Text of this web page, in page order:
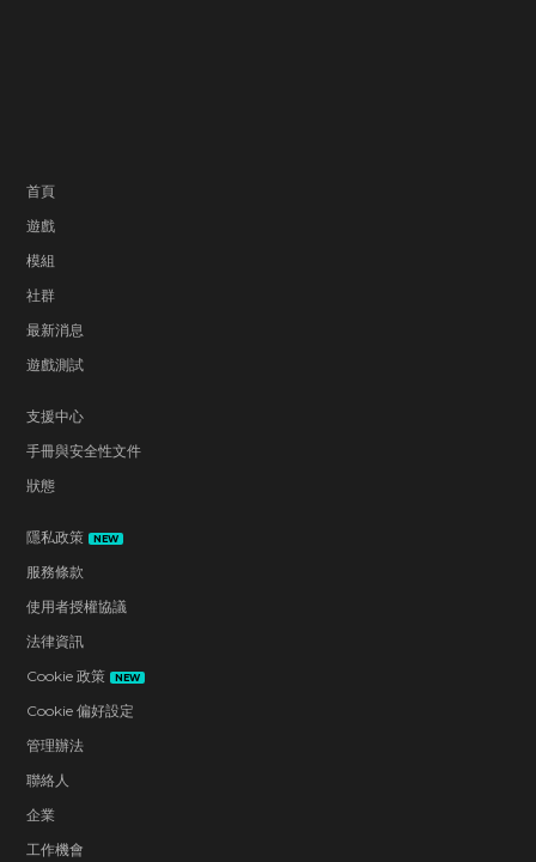
首頁
遊戲
模組
社群
最新消息
遊戲測試
支援中心
手冊與安全性文件
狀態
隱私政策 NEW
服務條款
使用者授權協議
法律資訊
Cookie 政策
NEW
Cookie 偏好設定
管理辦法
聯絡人
企業
工作機會